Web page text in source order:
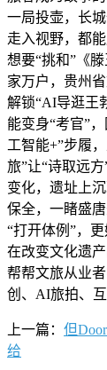
一局投壶，长
走入视野，都
想要“挑和”《
家万户，贵州
解锁“AI导逛王
能变身“考官”
工智能+”步履
旅”让“诗取远
变化，遗址上
保全，一睹盛
“打开体例”，
在改变文化遗
帮帮文旅从业
创、AI旅拍、互
上一篇： 但
给